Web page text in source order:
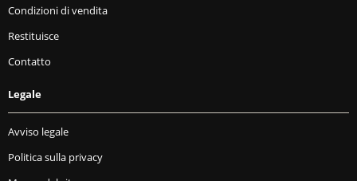
Condizioni di vendita
Restituisce
Contatto
Legale
Avviso legale
Politica sulla privacy